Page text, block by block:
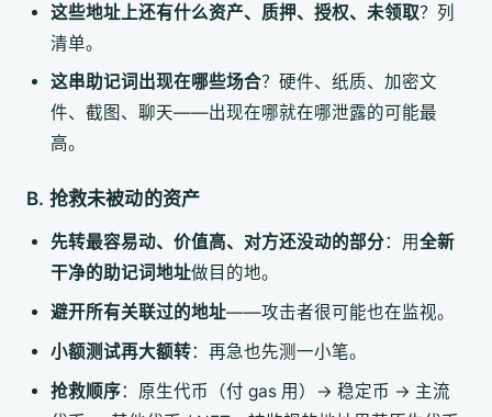
这些地址上还有什么资产、质押、授权、未领取？列
清单。
这串助记词出现在哪些场合？硬件、纸质、加密文
件、截图、聊天——出现在哪就在哪泄露的可能最
高。
B. 抢救未被动的资产
先转最容易动、价值高、对方还没动的部分：用全新
干净的助记词地址做目的地。
避开所有关联过的地址——攻击者很可能也在监视。
小额测试再大额转：再急也先测一小笔。
抢救顺序：原生代币（付 gas 用）→ 稳定币 → 主流